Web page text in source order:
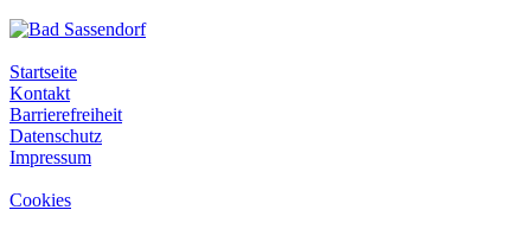
Startseite
Kontakt
Barrierefreiheit
Datenschutz
Impressum
Cookies